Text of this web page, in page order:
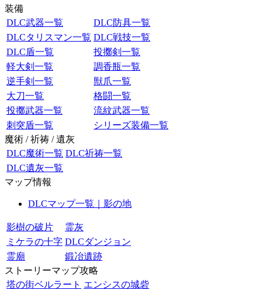
装備
DLC武器一覧
DLC防具一覧
DLCタリスマン一覧 DLC戦技一覧
DLC盾一覧
投擲剣一覧
軽大剣一覧
調香瓶一覧
逆手剣一覧
獣爪一覧
大刀一覧
格闘一覧
投擲武器一覧
流紋武器一覧
刺突盾一覧
シリーズ装備一覧
魔術 / 祈祷 / 遺灰
DLC魔術一覧 DLC祈祷一覧
DLC遺灰一覧
マップ情報
DLCマップ一覧｜影の地
影樹の破片
霊灰
ミケラの十字 DLCダンジョン
霊廟
鍛冶遺跡
ストーリーマップ攻略
塔の街ベルラート エンシスの城砦